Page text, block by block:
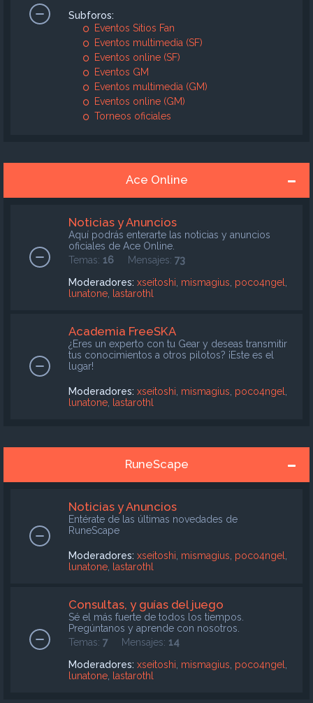
Subforos:
Eventos Sitios Fan
Eventos multimedia (SF)
Eventos online (SF)
Eventos GM
Eventos multimedia (GM)
Eventos online (GM)
Torneos oficiales
Ace Online
Noticias y Anuncios
Aquí podrás enterarte las noticias y anuncios
oficiales de Ace Online.
Temas: 16 Mensajes: 73
Moderadores: xseitoshi mismagius poco4ngel
lunatone
lastarothl
Academia FreeSKA
¿Eres un experto con tu Gear y deseas transmitir
tus conocimientos a otros pilotos? ¡Este es el
lugar!
Moderadores: xseitoshi mismagius poco4ngel
lunatone
lastarothl
RuneScape
Noticias y Anuncios
Entérate de las últimas novedades de
RuneScape
Moderadores: xseitoshi mismagius poco4ngel
lunatone
lastarothl
Consultas, y guías del juego
Sé el más fuerte de todos los tiempos.
Pregúntanos y aprende con nosotros.
Temas: 7Mensajes: 14
Moderadores: xseitoshi mismagius poco4ngel
lunatone
lastarothl